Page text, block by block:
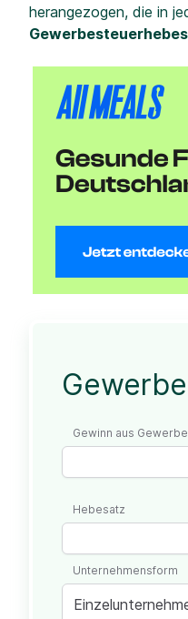
herangezogen, die in
Gewinn aus
Hebesatz
Unternehmensform